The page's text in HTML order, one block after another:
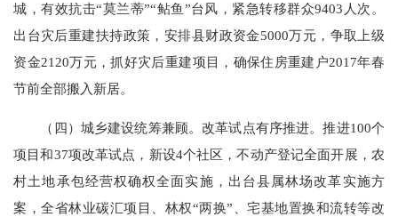
城，有效抗击“莫兰蒂”“鲇鱼”台风，紧急转移群众9403人次。
出台灾后重建扶持政策，安排县财政资金5000万元，争取上级
资金2120万元，抓好灾后重建项目，确保住房重建户2017年春
节前全部搬入新居。
（四）城乡建设统筹兼顾。改革试点有序推进。推进100个
项目和37项改革试点，新设4个社区，不动产登记全面开展，农
村土地承包经营权确权全面实施，出台县属林场改革实施方
案，全省林业碳汇项目、林权“两换”、宅基地置换和流转等改